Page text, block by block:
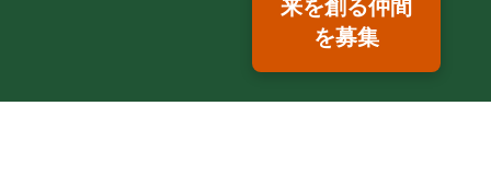
来を創る仲間
を募集